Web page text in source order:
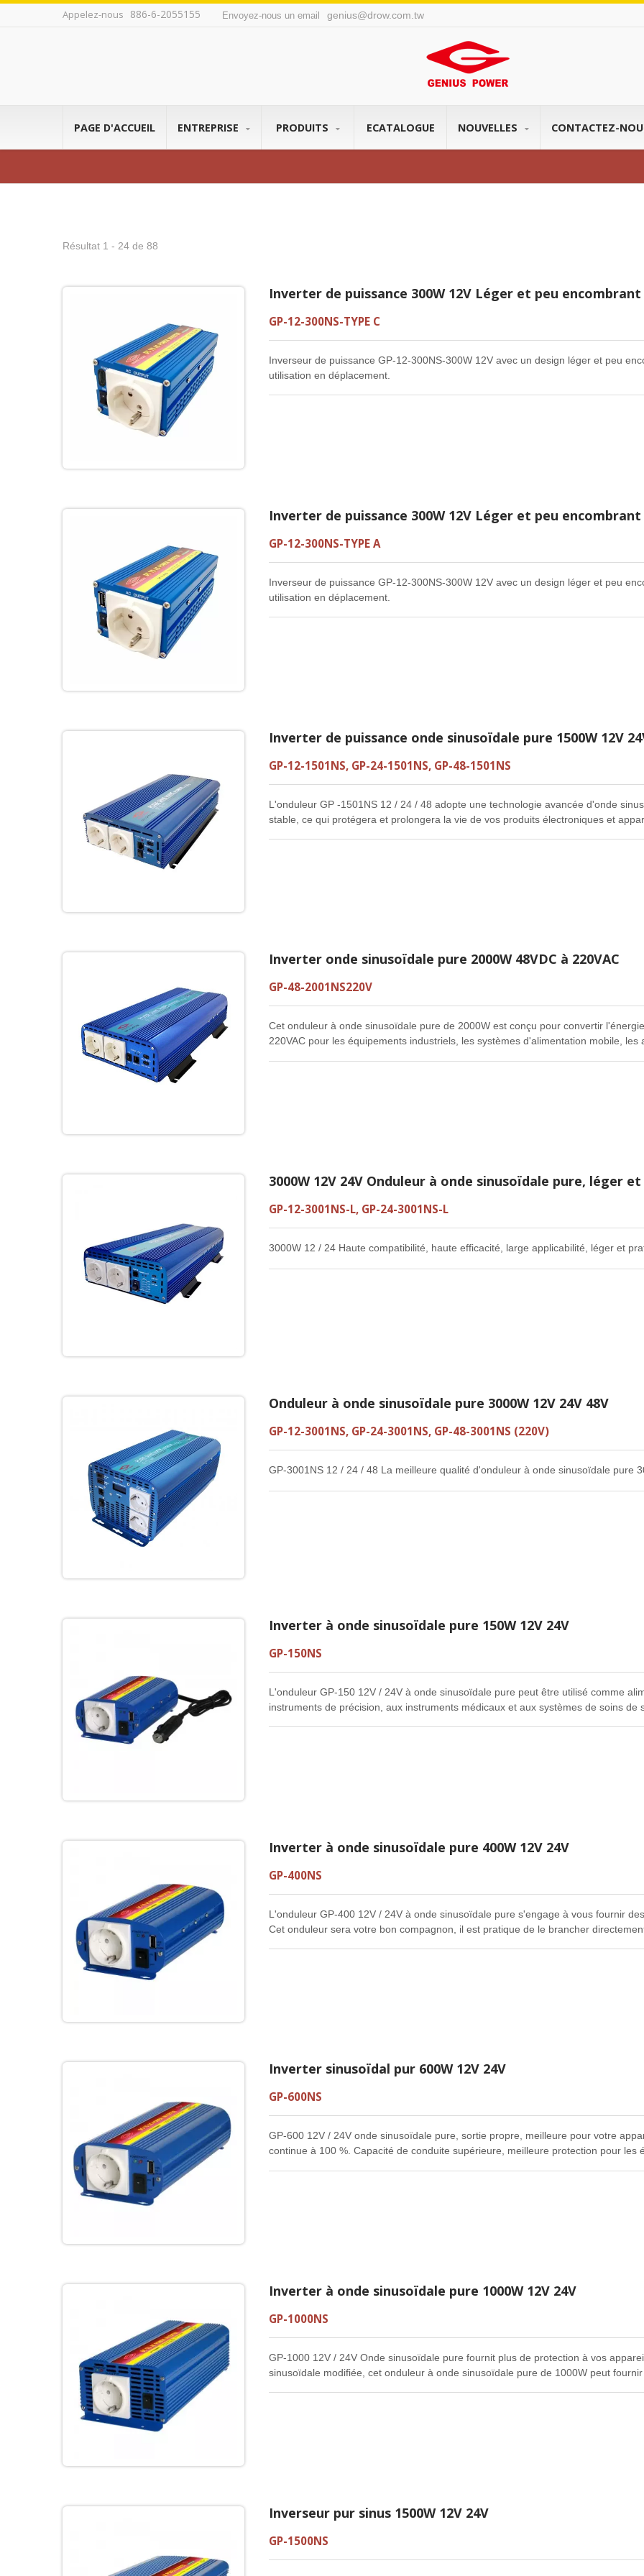
Appelez-nous 886-6-2055155 Envoyez-nous un email genius@drow.com.tw
PAGE D'ACCUEIL ENTREPRISE PRODUITS ECATALOGUE NOUVELLES CONTACTEZ-
Résultat 1 - 24 de 88
Inverter de puissance 300W 12V Léger et peu encombrant
GP-12-300NS-TYPE C
Inverseur de puissance GP-12-300NS-300W 12V avec un design léger et peu
utilisation en déplacement.
Inverter de puissance 300W 12V Léger et peu encombrant
GP-12-300NS-TYPE A
Inverseur de puissance GP-12-300NS-300W 12V avec un design léger et peu
utilisation en déplacement.
Inverter de puissance onde sinusoïdale pure 1500W 12V
GP-12-1501NS, GP-24-1501NS, GP-48-1501NS
L'onduleur GP -1501NS 12 / 24 / 48 adopte une technologie avancée d'onde
stable, ce qui protégera et prolongera la vie de vos produits électroniques et
Inverter onde sinusoïdale pure 2000W 48VDC à 220VAC
GP-48-2001NS220V
Cet onduleur à onde sinusoïdale pure de 2000W est conçu pour convertir
220VAC pour les équipements industriels, les systèmes d'alimentation mobile,
3000W 12V 24V Onduleur à onde sinusoïdale pure, léger
GP-12-3001NS-L, GP-24-3001NS-L
3000W 12 / 24 Haute compatibilité, haute efficacité, large applicabilité, léger et
Onduleur à onde sinusoïdale pure 3000W 12V 24V 48V
GP-12-3001NS, GP-24-3001NS, GP-48-3001NS (220V)
GP-3001NS 12 / 24 / 48 La meilleure qualité d'onduleur à onde sinusoïdale pure
Inverter à onde sinusoïdale pure 150W 12V 24V
GP-150NS
L'onduleur GP-150 12V / 24V à onde sinusoïdale pure peut être utilisé comme
instruments de précision, aux instruments médicaux et aux systèmes de soins de
Inverter à onde sinusoïdale pure 400W 12V 24V
GP-400NS
L'onduleur GP-400 12V / 24V à onde sinusoïdale pure s'engage à vous fournir
Cet onduleur sera votre bon compagnon, il est pratique de le brancher
Inverter sinusoïdal pur 600W 12V 24V
GP-600NS
GP-600 12V / 24V onde sinusoïdale pure, sortie propre, meilleure pour votre
continue à 100 %. Capacité de conduite supérieure, meilleure protection pour les
Inverter à onde sinusoïdale pure 1000W 12V 24V
GP-1000NS
GP-1000 12V / 24V Onde sinusoïdale pure fournit plus de protection à vos
sinusoïdale modifiée, cet onduleur à onde sinusoïdale pure de 1000W peut
Inverseur pur sinus 1500W 12V 24V
GP-1500NS